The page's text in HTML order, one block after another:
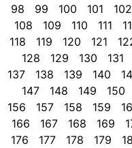
98
99 100 101 102
108
109 110 111
118
119 120 121
128
129 130 131
137
138 139 140
147
148 149 150
156
157 158 159
166
167 168 169
176
177 178 179